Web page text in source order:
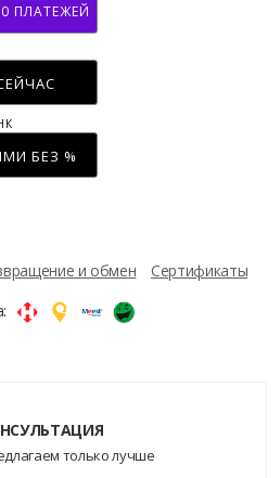
ПЛАТЕЖЕЙ
БЕЗ %
и обмен
Сертификаты
только лучше